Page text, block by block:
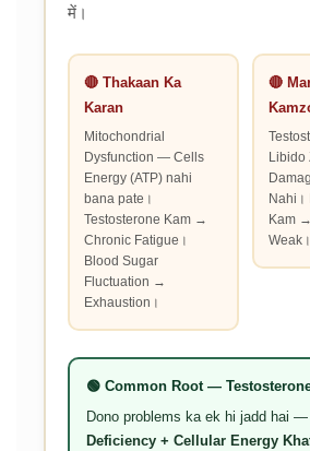
में।
🔴 Thakaan Ka
Karan
Mitochondrial
Dysfunction — Cells
Energy (ATP) nahi
bana pate।
Testosterone Kam →
Chronic Fatigue।
Blood Sugar
Fluctuation →
Exhaustion।
🔴
Libido
Nahi।
Kam
Weak।
🟢 Common Root —
Dono problems ka ek hi jadd hai —
Deficiency + Cellular Energy